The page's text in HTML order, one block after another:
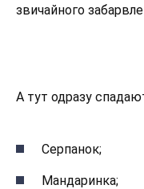
звичайного
А тут одразу
Серпанок;
Мандаринка;